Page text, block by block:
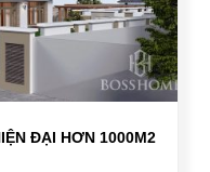
ĐẠI HƠN 1000M2